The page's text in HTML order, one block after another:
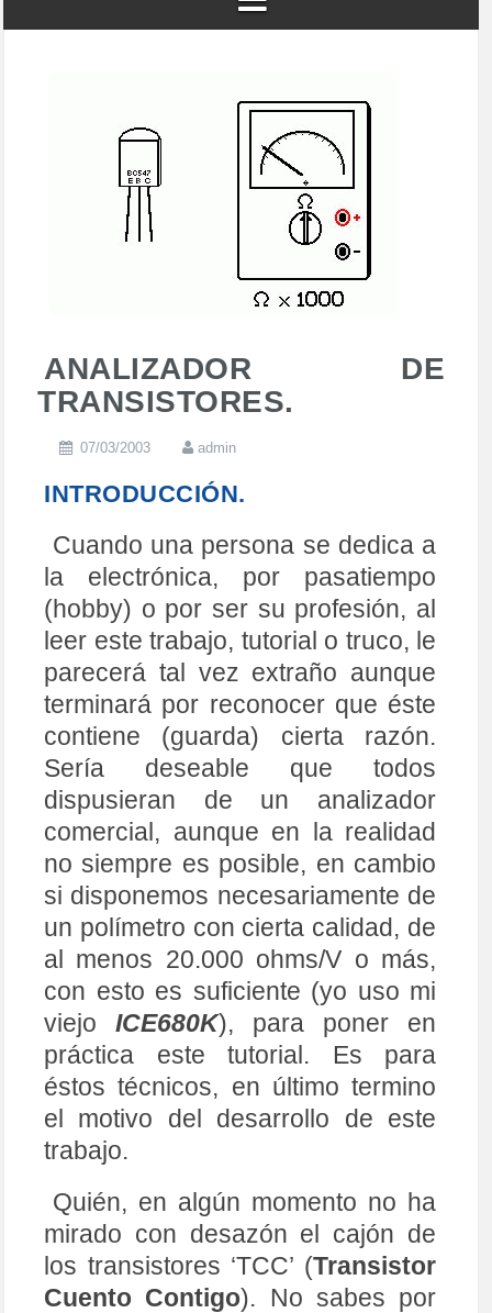
ANALIZADOR DE
TRANSISTORES.
07/03/2003 admin
INTRODUCCIÓN.
Cuando una persona se dedica a
la electrónica, por pasatiempo
(hobby) o por ser su profesión, al
leer este trabajo, tutorial o truco, le
parecerá tal vez extraño aunque
terminará por reconocer que éste
contiene (guarda) cierta razón.
Sería deseable que todos
dispusieran de un analizador
comercial, aunque en la realidad
no siempre es posible, en cambio
si disponemos necesariamente de
un polímetro con cierta calidad, de
al menos 20.000 ohms/V o más,
con esto es suficiente (yo uso mi
viejo ICE680K), para poner en
práctica este tutorial. Es para
éstos técnicos, en último termino
el motivo del desarrollo de este
trabajo.
Quién, en algún momento no ha
mirado con desazón el cajón de
los transistores ‘TCC’ (Transistor
Cuento Contigo). No sabes por